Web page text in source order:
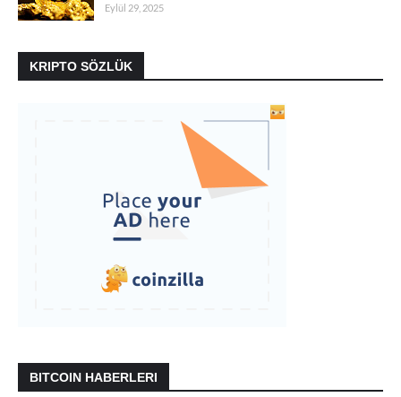
Eylül 29, 2025
KRIPTO SÖZLÜK
BITCOIN HABERLERI